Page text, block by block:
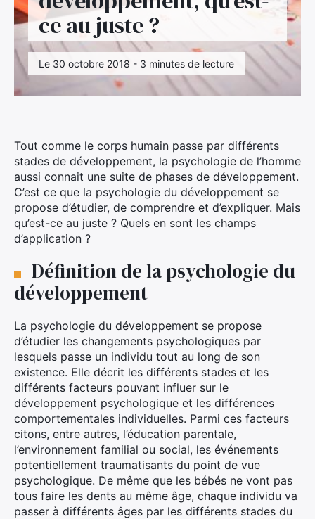
ce au juste ?
Le 30 octobre 2018 - 3 minutes de lecture
Tout comme le corps humain passe par différents
stades de développement, la psychologie de l’homme
aussi connait une suite de phases de développement.
C’est ce que la psychologie du développement se
propose d’étudier, de comprendre et d’expliquer. Mais
qu’est-ce au juste ? Quels en sont les champs
d’application ?
Définition de la psychologie du
développement
La psychologie du développement se propose
d’étudier les changements psychologiques par
lesquels passe un individu tout au long de son
existence. Elle décrit les différents stades et les
différents facteurs pouvant influer sur le
développement psychologique et les différences
comportementales individuelles. Parmi ces facteurs
citons, entre autres, l’éducation parentale,
l’environnement familial ou social, les événements
potentiellement traumatisants du point de vue
psychologique. De même que les bébés ne vont pas
tous faire les dents au même âge, chaque individu va
passer à différents âges par les différents stades du